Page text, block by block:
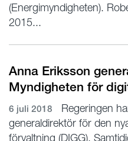
(Energimyndigheten).
2015...
Anna Eriksson
Myndigheten för
6 juli 2018
Regeringen
generaldirektör för den
förvaltning (DIGG).